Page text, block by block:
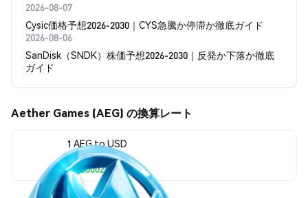
2026-08-07
Cysic価格予想2026-2030｜CYS急騰か停滞か徹底ガイド
2026-08-06
SanDisk（SNDK）株価予想2026-2030｜反発か下落か徹底
ガイド
Aether Games (AEG) の換算レート
1 AEG to USD
$0.00002116